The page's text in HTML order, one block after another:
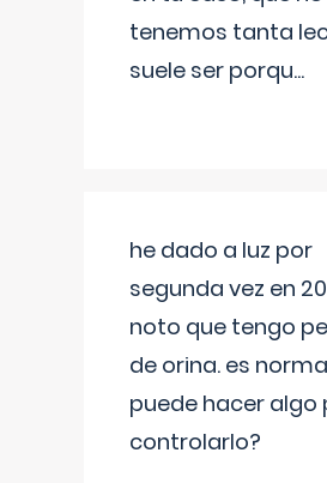
tenemos tanta
suele ser porqu...
he dado a luz por
segunda vez en
noto que tengo
de orina. es
puede hacer algo
controlarlo?